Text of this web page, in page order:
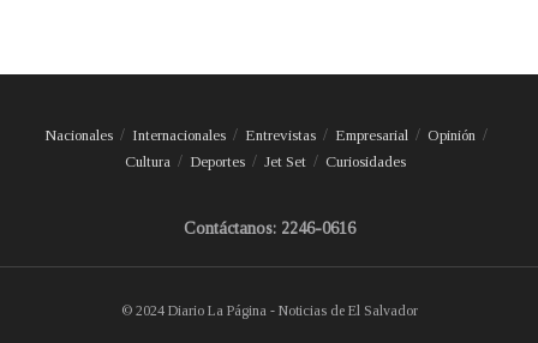
Nacionales Internacionales Entrevistas Empresarial
Opinión
Cultura
Deportes Jet Set Curiosidades
Contáctanos: 2246-0616
© 2024 Diario La Página - Noticias de El Salvador